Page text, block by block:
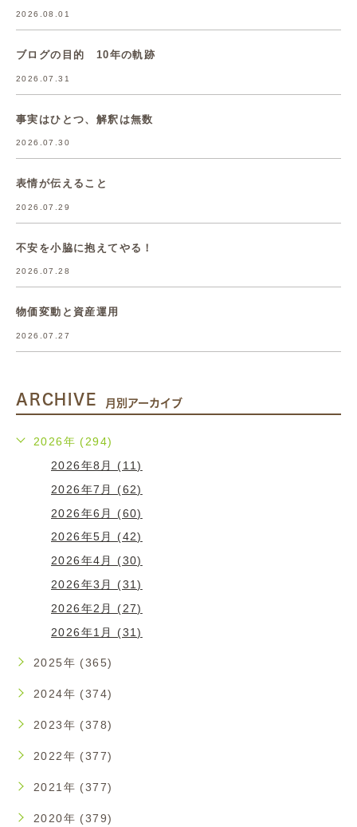
2026.08.01
ブログの目的 10年の軌跡
2026.07.31
事実はひとつ、解釈は無数
2026.07.30
表情が伝えること
2026.07.29
不安を小脇に抱えてやる！
2026.07.28
物価変動と資産運用
2026.07.27
ARCHIVE 月別アーカイブ
2026年 (294)
2026年8月 (11)
2026年7月 (62)
2026年6月 (60)
2026年5月 (42)
2026年4月 (30)
2026年3月 (31)
2026年2月 (27)
2026年1月 (31)
2025年 (365)
2024年 (374)
2023年 (378)
2022年 (377)
2021年 (377)
2020年 (379)